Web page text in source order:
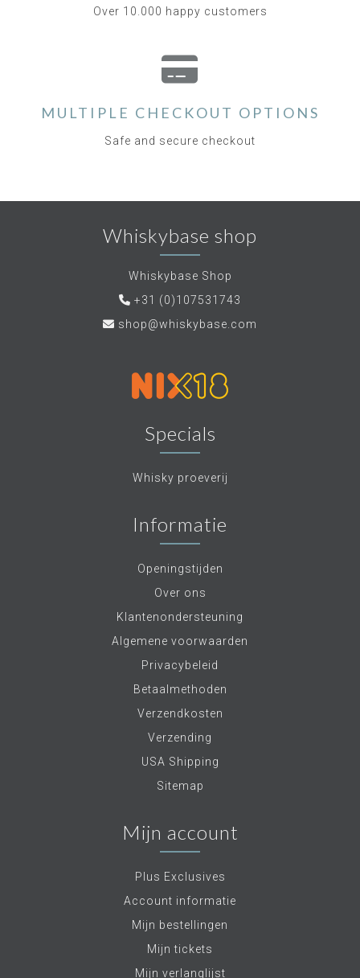
Over 10.000 happy customers
MULTIPLE CHECKOUT OPTIONS
Safe and secure checkout
Whiskybase shop
Whiskybase Shop
+31 (0)107531743
shop@whiskybase.com
Specials
Whisky proeverij
Informatie
Openingstijden
Over ons
Klantenondersteuning
Algemene voorwaarden
Privacybeleid
Betaalmethoden
Verzendkosten
Verzending
USA Shipping
Sitemap
Mijn account
Plus Exclusives
Account informatie
Mijn bestellingen
Mijn tickets
Mijn verlanglijst